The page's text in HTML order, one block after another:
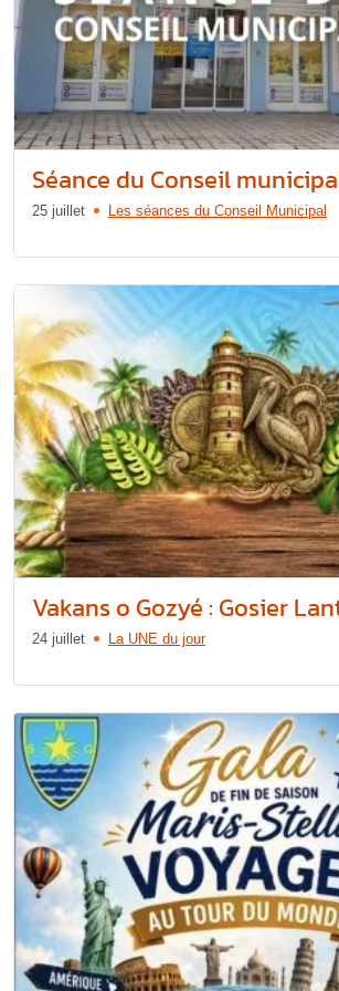
Séance du Conseil
25 juillet Les séances du Conseil Municipal
Vakans o Gozyé : Gosier
24 juillet La UNE du jour